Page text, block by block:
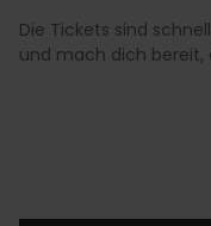
Die Tickets sind
und mach dich bereit,